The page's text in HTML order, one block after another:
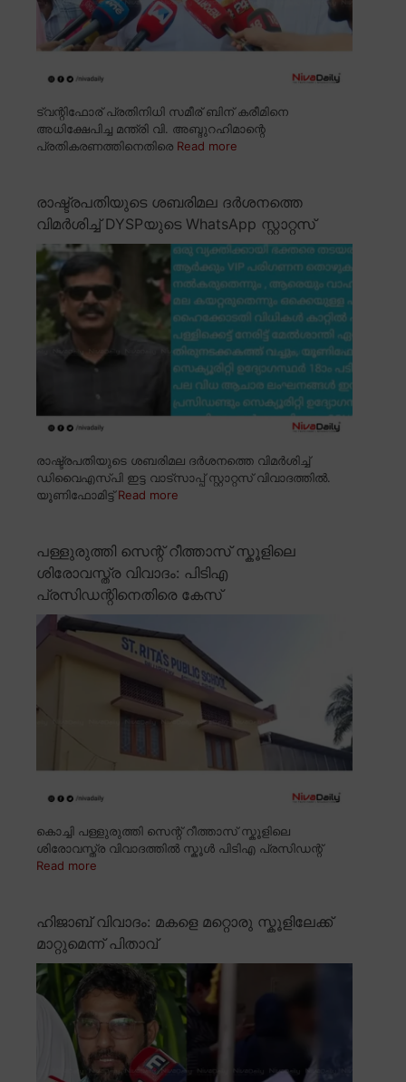
ട്വന്റിഫോര് പ്രതിനിധി സമീര് ബിന് കരീമിനെ
അധിക്ഷേപിച്ച മന്ത്രി വി. അബ്ദുറഹിമാന്റെ
പ്രതികരണത്തിനെതിരെ Read more
രാഷ്ട്രപതിയുടെ ശബരിമല ദർശനത്തെ
വിമർശിച്ച് DYSPയുടെ WhatsApp സ്റ്റാറ്റസ്
രാഷ്ട്രപതിയുടെ ശബരിമല ദർശനത്തെ വിമർശിച്ച്
ഡിവൈഎസ്പി ഇട്ട വാട്സാപ്പ് സ്റ്റാറ്റസ് വിവാദത്തിൽ.
യൂണിഫോമിട്ട്Read more
പള്ളുരുത്തി സെന്റ് റീത്താസ് സ്കൂളിലെ
ശിരോവസ്ത്ര വിവാദം: പിടിഎ
പ്രസിഡന്റിനെതിരെ കേസ്
കൊച്ചി പള്ളുരുത്തി സെന്റ് റീത്താസ് സ്കൂളിലെ
ശിരോവസ്ത്ര വിവാദത്തിൽ സ്കൂൾ പിടിഎ പ്രസിഡന്റ്
Read more
ഹിജാബ് വിവാദം: മകളെ മറ്റൊരു സ്കൂളിലേക്ക്
മാറ്റുമെന്ന് പിതാവ്